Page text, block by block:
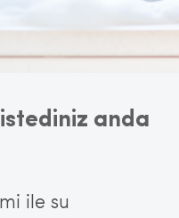
anda
ile su